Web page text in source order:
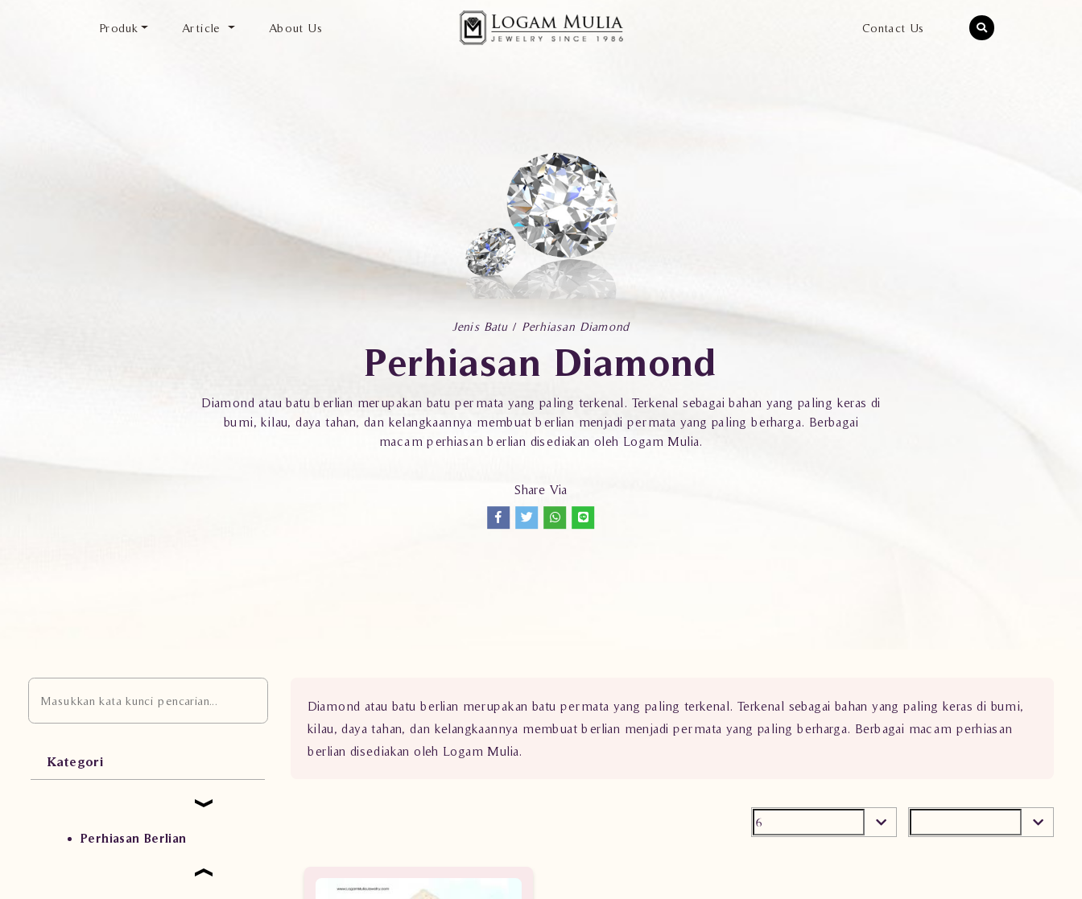
Produk Article About Us Contact Us
Jenis Batu Perhiasan Diamond
Perhiasan Diamond
Diamond atau batu berlian merupakan batu permata yang paling terkenal. Terkenal sebagai bahan yang paling keras di
bumi, kilau, daya tahan, dan kelangkaannya membuat berlian menjadi permata yang paling berharga. Berbagai
macam perhiasan berlian disediakan oleh Logam Mulia.
Share Via
Kategori
Perhiasan Berlian
Diamond atau batu berlian merupakan batu permata yang paling terkenal. Terkenal sebagai bahan yang paling keras di bumi,
kilau, daya tahan, dan kelangkaannya membuat berlian menjadi permata yang paling berharga. Berbagai macam perhiasan
berlian disediakan oleh Logam Mulia.